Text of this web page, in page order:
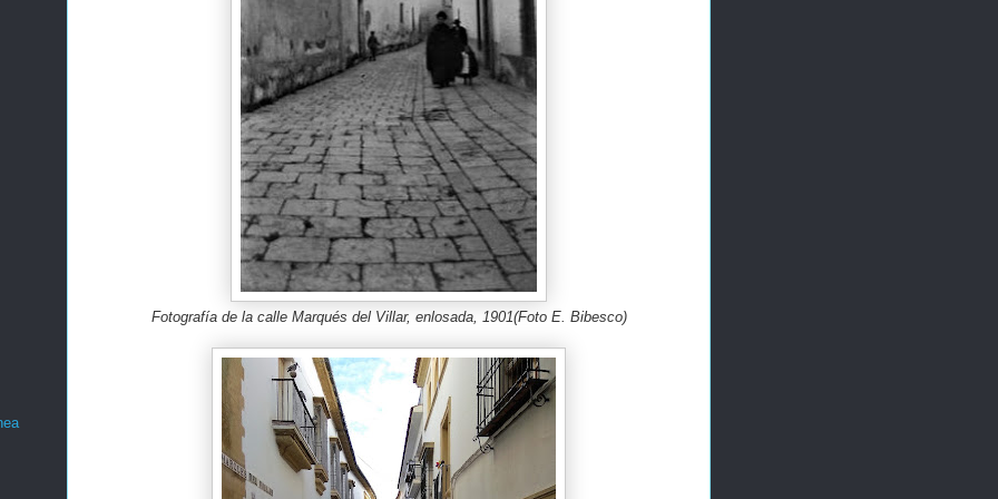
Fotografía de la calle Marqués del Villar, enlosada, 1901(Foto E. Bibesco)